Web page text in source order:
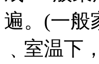
遍。(一般
﹑室温下